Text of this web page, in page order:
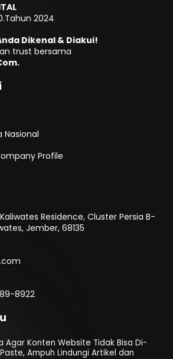
2024
Dikenal & Diakui!
trust bersama
Nasional
Profile
Residence, Cluster Persia B-
Jember, 68135
8922
Agar Konten Website Tidak Bisa Di-
Ampuh Lindungi Artikel dan